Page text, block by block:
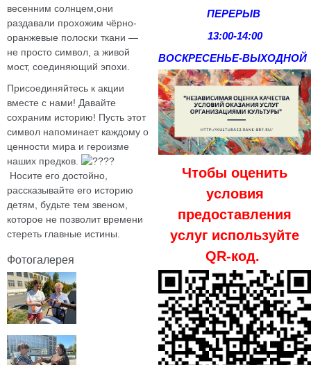
ПЕРЕРЫВ
13:00-14:00
ВОСКРЕСЕНЬЕ-ВЫХОДНОЙ
Чтобы оценить
условия
предоставления
услуг используйте
QR-код.
весенним солнцем,они
раздавали прохожим чёрно-
оранжевые полоски ткани —
не просто символ, а живой
мост, соединяющий эпохи.
Присоединяйтесь к акции
вместе с нами! Давайте
сохраним историю! Пусть этот
символ напоминает каждому о
ценности мира и героизме
наших предков.
️ Носите его достойно,
рассказывайте его историю
детям, будьте тем звеном,
которое не позволит времени
стереть главные истины.
Фотогалерея